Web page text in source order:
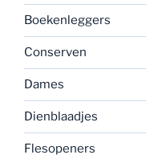
Boekenleggers
Conserven
Dames
Dienblaadjes
Flesopeners